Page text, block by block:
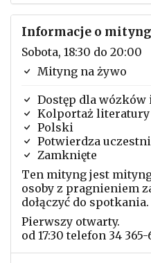
Informacje o
Sobota, 18:30 do 20:00
Mityng na żywo
Dostęp dla
Kolportaż literatury
Polski
Potwierdza
Zamknięte
Ten mityng jest
osoby z pragnieniem
dołączyć do spotkania.
Pierwszy otwarty.
od 17:30 telefon 34 365-